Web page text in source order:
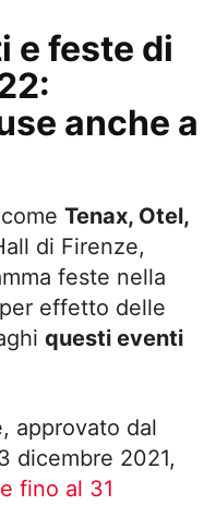
e feste di
anche a
Tenax, Otel,
di Firenze,
feste nella
effetto delle
questi eventi
approvato dal
dicembre 2021,
fino al 31